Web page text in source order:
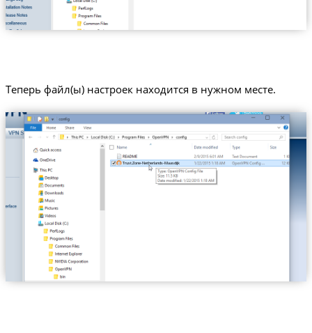
Теперь файл(ы) настроек находится в нужном месте.
Trust.Zone-Netherlands-Maasdijk